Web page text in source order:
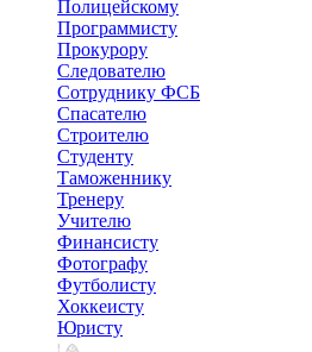
Полицейскому
Программисту
Прокурору
Следователю
Сотруднику ФСБ
Спасателю
Строителю
Студенту
Таможеннику
Тренеру
Учителю
Финансисту
Фотографу
Футболисту
Хоккеисту
Юристу